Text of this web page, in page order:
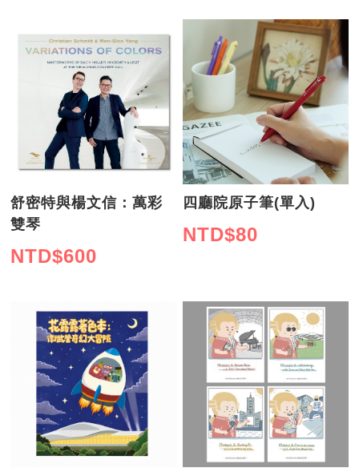
舒密特與楊文信：萬彩
雙琴
NTD$600
四廳院原子筆(單入)
NTD$80